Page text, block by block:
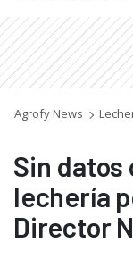
Agrofy News
Sin datos
lechería
Director